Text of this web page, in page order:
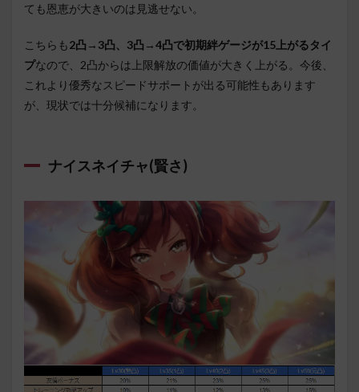
ても恩恵が大きいのは見逃せない。
こちらも2凸→3凸、3凸→4凸で初期絆ゲージが15上がるタイ
プなので、2凸からは上限解放の価値が大きく上がる。今後、
これより優秀なスピードサポートが出る可能性もあります
が、現状では十分候補になります。
ナイスネイチャ(賢さ)